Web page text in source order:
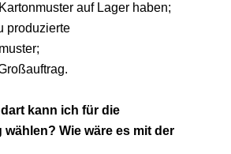
auf Lager haben;
produzierte
kann ich für die
Wie wäre es mit der